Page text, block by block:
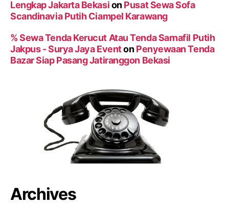
Lengkap Jakarta BekasionPusat Sewa Sofa
Scandinavia Putih Ciampel Karawang
% Sewa Tenda Kerucut Atau Tenda Sarnafil Putih
Jakpus - Surya Jaya EventonPenyewaan Tenda
Bazar Siap Pasang Jatiranggon Bekasi
Archives